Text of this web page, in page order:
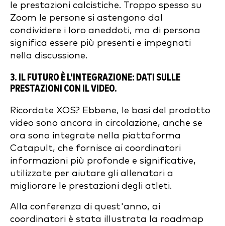
le prestazioni calcistiche. Troppo spesso su
Zoom le persone si astengono dal
condividere i loro aneddoti, ma di persona
significa essere più presenti e impegnati
nella discussione.
3. IL FUTURO È L'INTEGRAZIONE: DATI SULLE
PRESTAZIONI CON IL VIDEO.
Ricordate XOS? Ebbene, le basi del prodotto
video sono ancora in circolazione, anche se
ora sono integrate nella piattaforma
Catapult, che fornisce ai coordinatori
informazioni più profonde e significative,
utilizzate per aiutare gli allenatori a
migliorare le prestazioni degli atleti.
Alla conferenza di quest'anno, ai
coordinatori è stata illustrata la roadmap